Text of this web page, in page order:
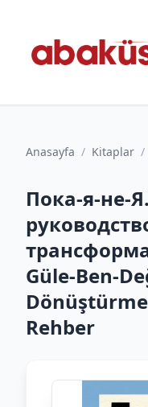
Anasayfa / Kitaplar /
Пока-я-не-
Güle-Ben-
Rehber